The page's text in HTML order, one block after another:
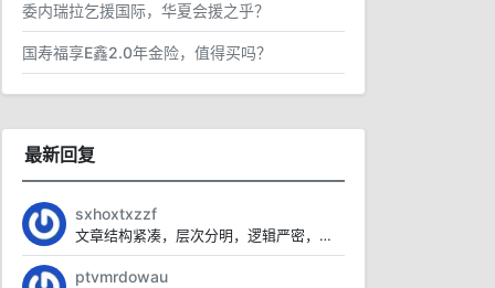
委内瑞拉乞援国际，华夏会援之乎？
国寿福享E鑫2.0年金险，值得买吗？
最新回复
sxhoxtxzzf
文章结构紧凑，层次分明，逻辑严密，让人一读即懂。
ptvmrdowau